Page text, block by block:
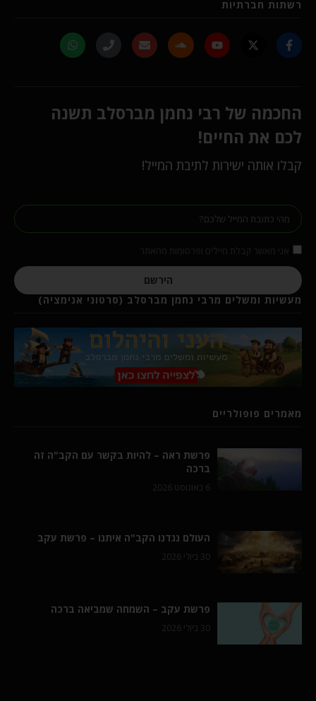
רשתות חברתיות
החכמה של רבי נחמן מברסלב תשנה
לכם את החיים!
קבלו אותה ישירות לתיבת המייל!
הירשם
מעשיות ומשלים מרבי נחמן מברסלב (סרטוני אנימציה)
מאמרים פופולריים
פרשת ראה – להיות בקשר עם הקב"ה זה
ברכה
6 באוגוסט 2026
העולם נגדנו הקב"ה איתנו – פרשת עקב
30 ביולי 2026
פרשת עקב – השמחה שמביאה ברכה
30 ביולי 2026